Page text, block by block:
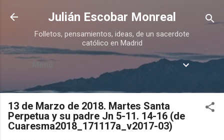
Ir al contenido principal
Julián Escobar Monreal
Folletos, pensamientos, ideas, de un sacerdote
católico en Madrid
Menú
13 de Marzo de 2018. Martes Santa
Perpetua y su padre Jn 5-11. 14-16 (de
Cuaresma2018_171117a_v2017-03)